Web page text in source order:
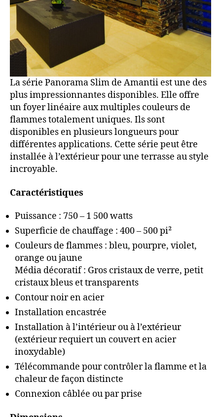
La série Panorama Slim de Amantii est une des
plus impressionnantes disponibles. Elle offre
un foyer linéaire aux multiples couleurs de
flammes totalement uniques. Ils sont
disponibles en plusieurs longueurs pour
différentes applications. Cette série peut être
installée à l’extérieur pour une terrasse au style
incroyable.
Caractéristiques
Puissance : 750 – 1 500 watts
Superficie de chauffage : 400 – 500 pi²
Couleurs de flammes : bleu, pourpre, violet,
orange ou jaune
Média décoratif : Gros cristaux de verre, petit
cristaux bleus et transparents
Contour noir en acier
Installation encastrée
Installation à l’intérieur ou à l’extérieur
(extérieur requiert un couvert en acier
inoxydable)
Télécommande pour contrôler la flamme et la
chaleur de façon distincte
Connexion câblée ou par prise